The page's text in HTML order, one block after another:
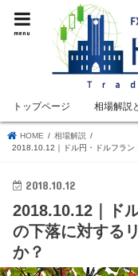
menu
トップページ 相場解説
HOME
相場解説
2018.10.12｜ドル円・ドルフラン
2018.10.12
2018.10.12｜ド
の下落に対する
か？